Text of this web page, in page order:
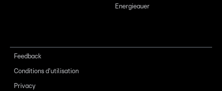
Energieauer
Feedback
Conditions d'utilisation
Privacy